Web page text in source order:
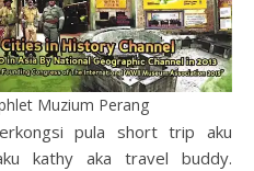
Muzium Perang
kathy aka travel buddy.